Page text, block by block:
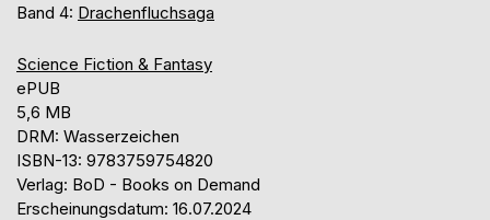
Band 4: Drachenfluchsaga
Science Fiction & Fantasy
ePUB
5,6 MB
DRM: Wasserzeichen
ISBN-13: 9783759754820
Verlag: BoD - Books on Demand
Erscheinungsdatum: 16.07.2024